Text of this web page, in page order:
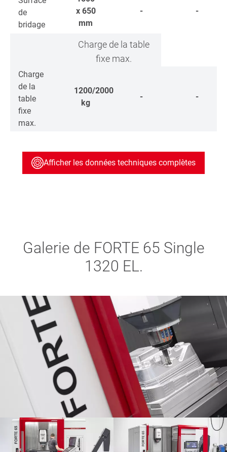
de
bridage
x 650
mm
- -
Charge de la table
fixe max.
Charge
de la
table
fixe
max.
1200/2000
kg
- -
Afficher les données techniques complètes
Galerie de FORTE 65 Single
1320 EL.